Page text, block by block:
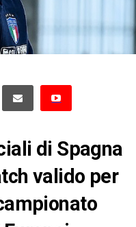
di Spagna
valido per